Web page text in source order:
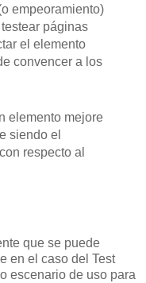
empeoramiento)
páginas
el elemento
convencer a los
elemento mejore
siendo el
respecto al
que se puede
en el caso del Test
escenario de uso para